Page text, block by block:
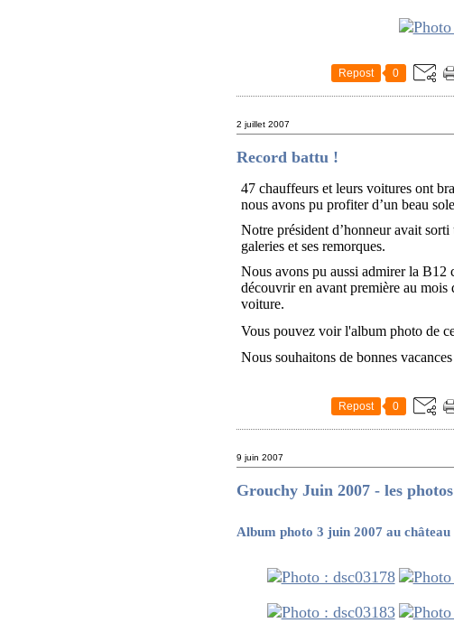
Repost 0
2 juillet 2007
Record battu !
47 chauffeurs et leurs voitures ont
nous avons pu profiter d’un beau
Notre président d’honneur avait
galeries et ses remorques.
Nous avons pu aussi admirer la B12
découvrir en avant première au mois
voiture.
Vous pouvez voir l'album photo de
Nous souhaitons de bonnes
Repost 0
9 juin 2007
Grouchy Juin 2007 - les photos
Album photo 3 juin 2007 au